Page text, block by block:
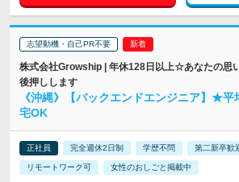
志望動機・自己PR不要
株式会社Growship | 年休128日以上☆あなたの思
後押しします
《沖縄》【バックエンドエンジニア】★
宅OK
正社員 完全週休2日制 学歴不問 第二新卒歓
リモートワーク可 女性のおしごと掲載中